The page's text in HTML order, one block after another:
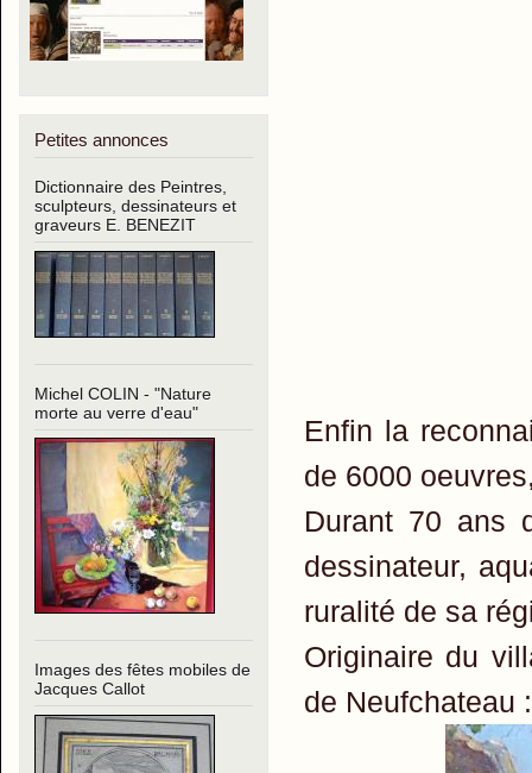
Petites annonces
Dictionnaire des Peintres,
sculpteurs, dessinateurs et
graveurs E. BENEZIT
Michel COLIN - "Nature
morte au verre d'eau"
Images des fêtes mobiles de
Jacques Callot
Enfin la
de 6000
Durant 70 ans
dessinateur,
ruralité de sa
Originaire du
de Neufchateau :